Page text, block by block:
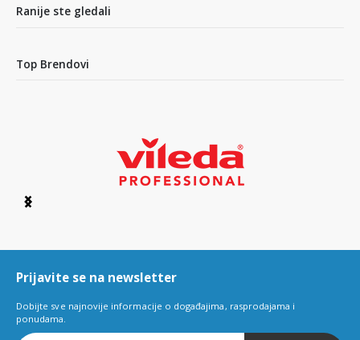
3
Ranije ste gledali
Top Brendovi
Item
6
Prijavite se na newsletter
Dobijte sve najnovije informacije o događajima, rasprodajama i
ponudama.